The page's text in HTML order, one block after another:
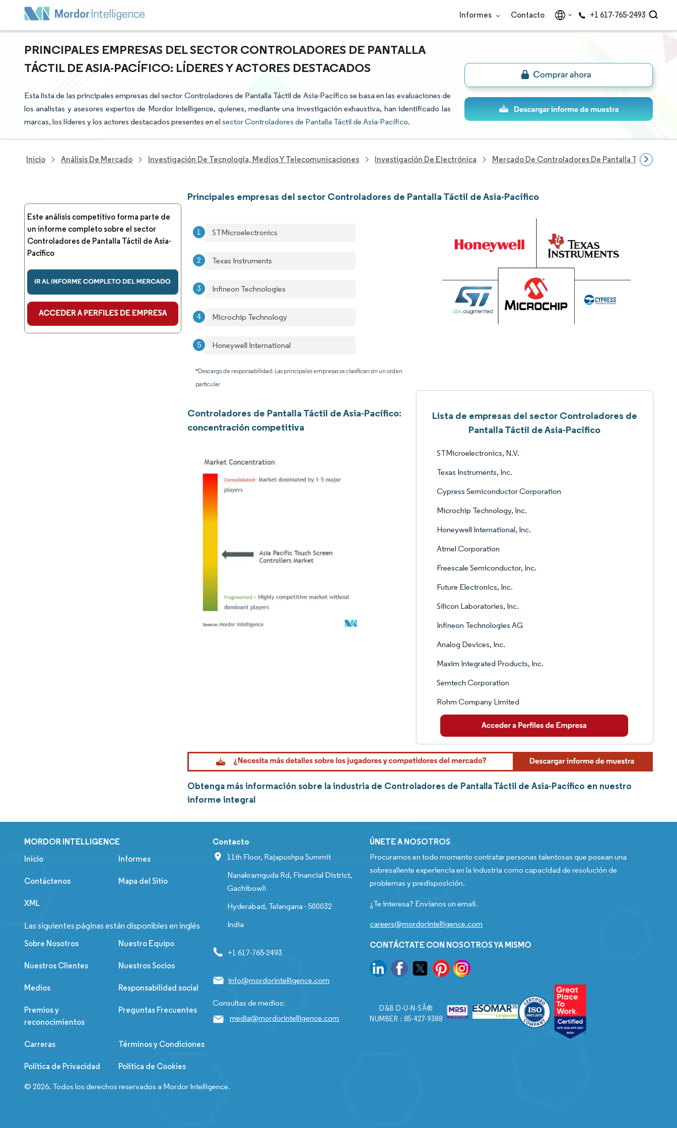
Informes Contacto +1 617-765-2493
PRINCIPALES EMPRESAS DEL SECTOR CONTROLADORES DE PANTALLA
TÁCTIL DE ASIA-PACÍFICO: LÍDERES Y ACTORES DESTACADOS
Esta lista de las principales empresas del sector Controladores de Pantalla Táctil de Asia-Pacífico se basa en las evaluaciones de
los analistas y asesores expertos de Mordor Intelligence, quienes, mediante una investigación exhaustiva, han identificado las
marcas, los líderes y los actores destacados presentes en el sector Controladores de Pantalla Táctil de Asia-Pacífico.
Inicio Análisis De Mercado Investigación De Tecnología, Medios Y Telecomunicaciones Investigación De Electrónica Mercado De Controladores De Pantalla Táctil De
Este análisis competitivo forma parte de
un informe completo sobre el sector
Controladores de Pantalla Táctil de Asia-
Pacífico
Principales empresas del sector Controladores de Pantalla Táctil de Asia-Pacífico
STMicroelectronics
Texas Instruments
Infineon Technologies
Microchip Technology
Honeywell International
*Descargo de responsabilidad: Las principales empresas se clasifican sin un orden
particular
Controladores de Pantalla Táctil de Asia-Pacífico:
concentración competitiva
Lista de empresas del sector Controladores de
Pantalla Táctil de Asia-Pacífico
STMicroelectronics, N.V.
Texas Instruments, Inc.
Cypress Semiconductor Corporation
Microchip Technology, Inc.
Honeywell International, Inc.
Atmel Corporation
Freescale Semiconductor, Inc.
Future Electronics, Inc.
Silicon Laboratories, Inc.
Infineon Technologies AG
Analog Devices, Inc.
Maxim Integrated Products, Inc.
Semtech Corporation
Rohm Company Limited
Obtenga más información sobre la industria de Controladores de Pantalla Táctil de Asia-Pacífico en nuestro
informe integral
MORDOR INTELLIGENCE
Inicio Informes
Contáctenos Mapa del Sitio
XML
Las siguientes páginas están disponibles en inglés
Sobre Nosotros Nuestro Equipo
Nuestros Clientes Nuestros Socios
Medios Responsabilidad social
Premios y
reconocimientos
Preguntas Frecuentes
Carreras Términos y Condiciones
Política de Privacidad Política de Cookies
Contacto
11th Floor, Rajapushpa Summit
Nanakramguda Rd, Financial District,
Gachibowli
Hyderabad, Telangana - 500032
India
+1 617-765-2493
info@mordorintelligence.com
Consultas de medios:
media@mordorintelligence.com
ÚNETE A NOSOTROS
Procuramos en todo momento contratar personas talentosas que posean una
sobresaliente experiencia en la industria como capacidad de resolución de
problemas y predisposición.
¿Te interesa? Envíanos un email.
careers@mordorintelligence.com
CONTÁCTATE CON NOSOTROS YA MISMO
D&B D-U-N-SÂ®
NUMBER : 85-427-9388
© 2026. Todos los derechos reservados a Mordor Intelligence.